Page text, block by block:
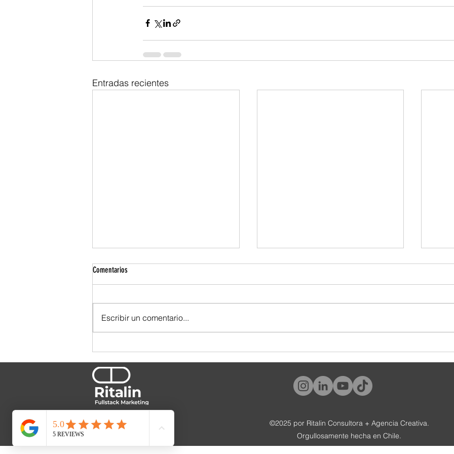
Entradas recientes
¿Y tú, qué tipo de cliente eres?
Comentarios
Escribir un comentario...
©2025 por Ritalin Consultora + Agencia Creativa.
Orgullosamente hecha en Chile.